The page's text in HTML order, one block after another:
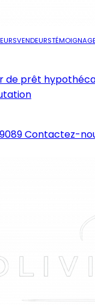
VENDEURS
de prêt
Contactez-